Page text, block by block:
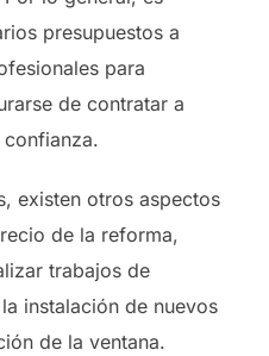
presupuestos a
para
de contratar a
existen otros aspectos
de la reforma,
trabajos de
instalación de nuevos
de la ventana.